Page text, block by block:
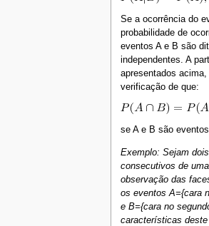
Se a ocorrência do
probabilidade de
eventos A e B são
independentes. A
apresentados
verificação de que:
se A e B são
Exemplo: Sejam
consecutivos de
observação das
os eventos A={cara
e B={cara no
características